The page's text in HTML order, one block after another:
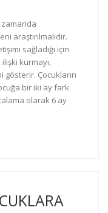
araştırılmalıdır.
sağladığı için
kurmayı,
gösterir. Çocukların
bir iki ay fark
olarak 6 ay